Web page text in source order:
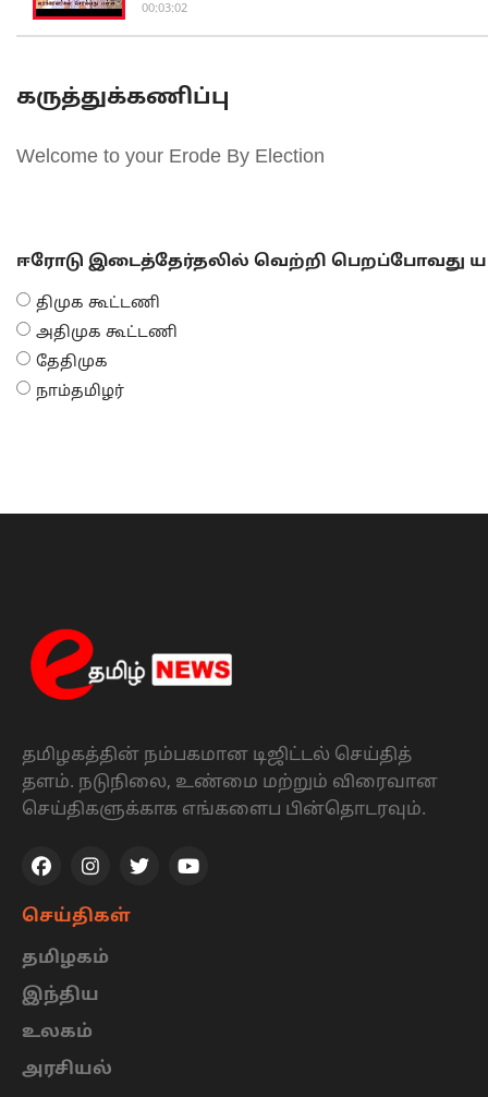
00:03:02
கருத்துக்கணிப்பு
Welcome to your Erode By Election
ஈரோடு இடைத்தேர்தலில் வெற்றி பெறப்போவது
திமுக கூட்டணி
அதிமுக கூட்டணி
தேதிமுக
நாம்தமிழர்
தமிழகத்தின் நம்பகமான டிஜிட்டல் செய்தித்
தளம். நடுநிலை, உண்மை மற்றும் விரைவான
செய்திகளுக்காக எங்களைப பின்தொடரவும்.
செய்திகள்
தமிழகம்
இந்திய
உலகம்
அரசியல்